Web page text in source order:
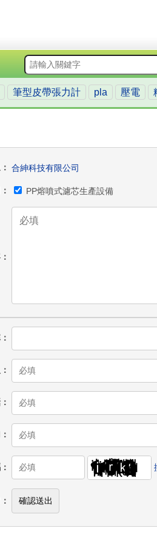
筆型皮帶張力計 pla 壓電
合紳科技有限公司
PP熔噴式濾芯生產設備
確認送出